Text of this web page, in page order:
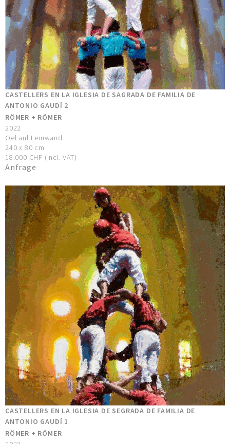
CASTELLERS EN LA IGLESIA DE SAGRADA DE FAMILIA DE
ANTONIO GAUDÍ 2
RÖMER + RÖMER
2022
Oel auf Leinwand
240 x 80 cm
18.000 CHF (incl. VAT)
Anfrage
CASTELLERS EN LA IGLESIA DE SEGRADA DE FAMILIA DE
ANTONIO GAUDÍ 1
RÖMER + RÖMER